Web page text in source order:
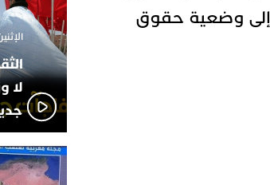
إلى وضعية حقوق
الإثنين 18 نوفمبر
لا